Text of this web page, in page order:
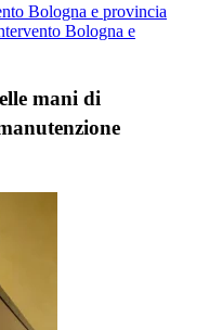
Bologna e provincia
Bologna e
mani di